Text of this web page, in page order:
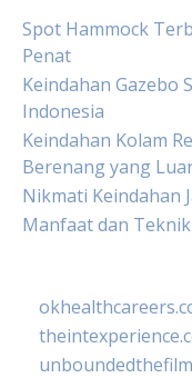
Spot Hammock
Penat
Keindahan Gazebo
Indonesia
Keindahan Kolam
Berenang yang
Nikmati Keindahan
Manfaat dan